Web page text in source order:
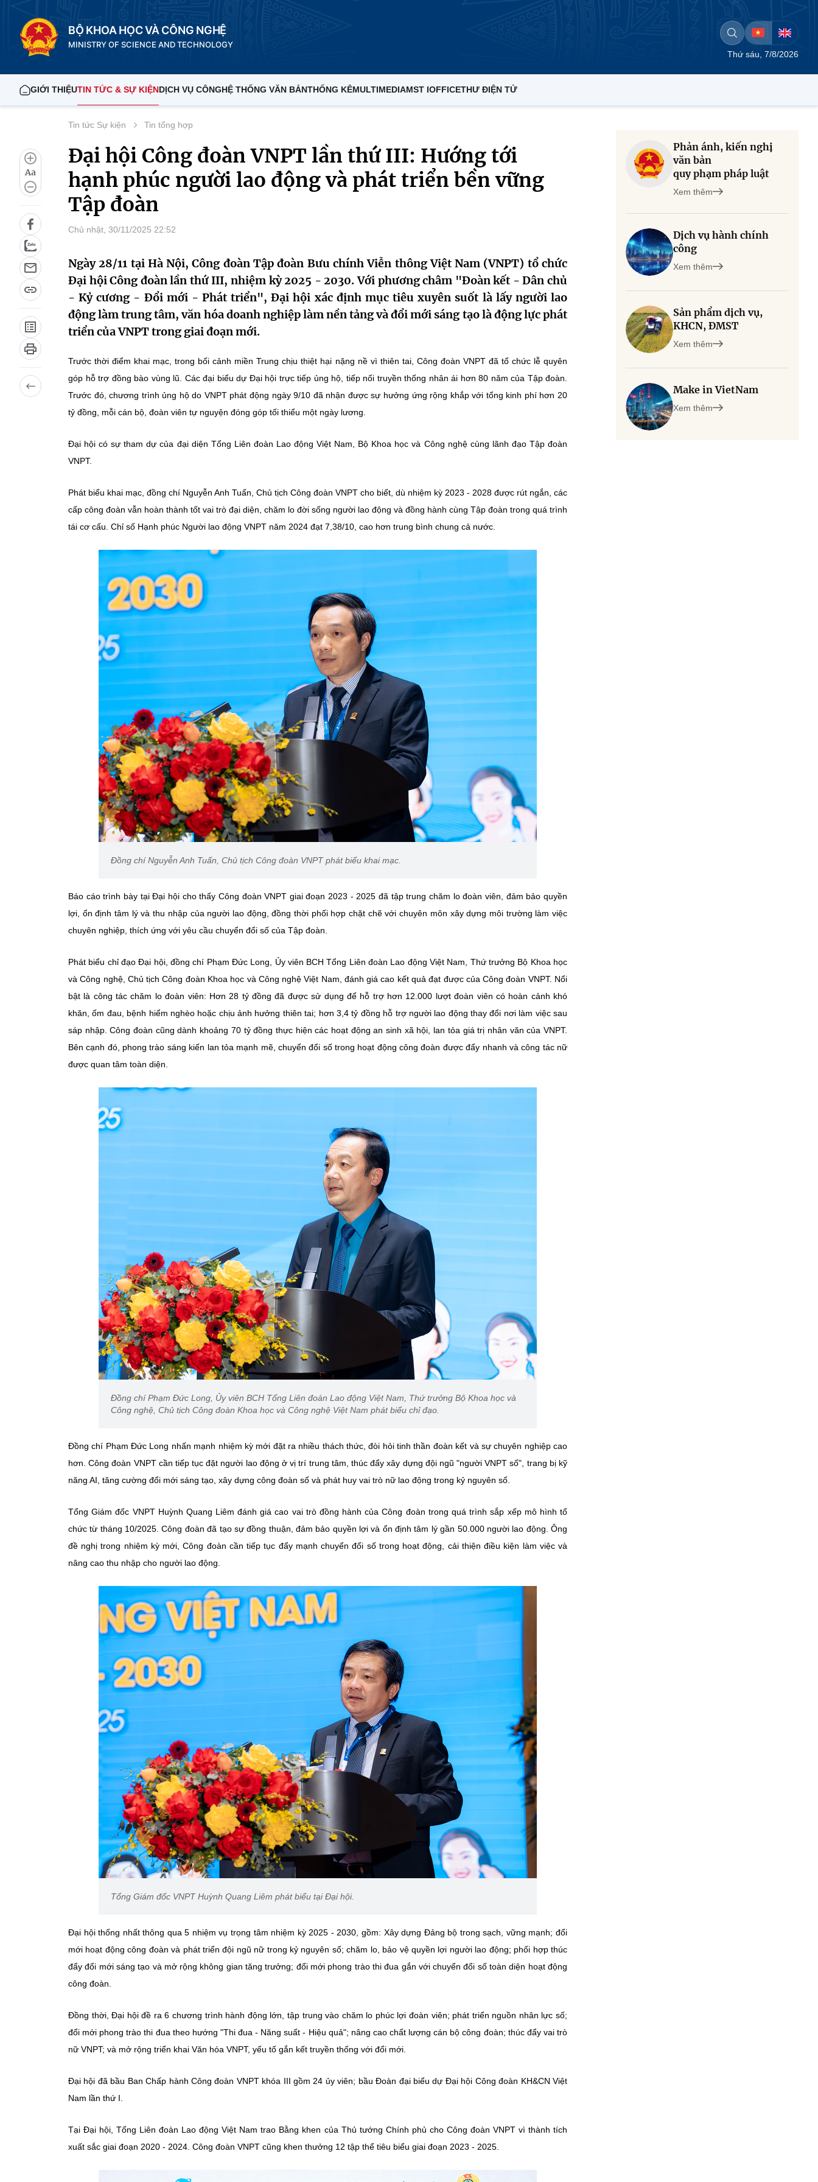
BỘ KHOA HỌC VÀ CÔNG NGHỆ
MINISTRY OF SCIENCE AND TECHNOLOGY
Thứ sáu, 7/8/2026
GIỚI THIỆUTIN TỨC & SỰ KIỆNDỊCH VỤ CÔNGHỆ THỐNG VĂN BẢNTHỐNG KÊMULTIMEDIAMST IOFFICETHƯ ĐIỆN TỬ
Aa
Tin tức Sự kiện Tin tổng hợp
Đại hội Công đoàn VNPT lần thứ III: Hướng tới
hạnh phúc người lao động và phát triển bền vững
Tập đoàn
Chủ nhật, 30/11/2025 22:52
Ngày 28/11 tại Hà Nội, Công đoàn Tập đoàn Bưu chính Viễn thông Việt Nam (VNPT) tổ chức
Đại hội Công đoàn lần thứ III, nhiệm kỳ 2025 - 2030. Với phương châm "Đoàn kết - Dân chủ
- Kỷ cương - Đổi mới - Phát triển", Đại hội xác định mục tiêu xuyên suốt là lấy người lao
động làm trung tâm, văn hóa doanh nghiệp làm nền tảng và đổi mới sáng tạo là động lực phát
triển của VNPT trong giai đoạn mới.
Trước thời điểm khai mạc, trong bối cảnh miền Trung chịu thiệt hại nặng nề vì thiên tai, Công đoàn VNPT đã tổ chức lễ quyên
góp hỗ trợ đồng bào vùng lũ. Các đại biểu dự Đại hội trực tiếp ủng hộ, tiếp nối truyền thống nhân ái hơn 80 năm của Tập đoàn.
Trước đó, chương trình ủng hộ do VNPT phát động ngày 9/10 đã nhận được sự hưởng ứng rộng khắp với tổng kinh phí hơn 20
tỷ đồng, mỗi cán bộ, đoàn viên tự nguyện đóng góp tối thiểu một ngày lương.
Đại hội có sự tham dự của đại diện Tổng Liên đoàn Lao động Việt Nam, Bộ Khoa học và Công nghệ cùng lãnh đạo Tập đoàn
VNPT.
Phát biểu khai mạc, đồng chí Nguyễn Anh Tuấn, Chủ tịch Công đoàn VNPT cho biết, dù nhiệm kỳ 2023 - 2028 được rút ngắn, các
cấp công đoàn vẫn hoàn thành tốt vai trò đại diện, chăm lo đời sống người lao động và đồng hành cùng Tập đoàn trong quá trình
tái cơ cấu. Chỉ số Hạnh phúc Người lao động VNPT năm 2024 đạt 7,38/10, cao hơn trung bình chung cả nước.
Đồng chí Nguyễn Anh Tuấn, Chủ tịch Công đoàn VNPT phát biểu khai mạc.
Báo cáo trình bày tại Đại hội cho thấy Công đoàn VNPT giai đoạn 2023 - 2025 đã tập trung chăm lo đoàn viên, đảm bảo quyền
lợi, ổn định tâm lý và thu nhập của người lao động, đồng thời phối hợp chặt chẽ với chuyên môn xây dựng môi trường làm việc
chuyên nghiệp, thích ứng với yêu cầu chuyển đổi số của Tập đoàn.
Phát biểu chỉ đạo Đại hội, đồng chí Phạm Đức Long, Ủy viên BCH Tổng Liên đoàn Lao động Việt Nam, Thứ trưởng Bộ Khoa học
và Công nghệ, Chủ tịch Công đoàn Khoa học và Công nghệ Việt Nam, đánh giá cao kết quả đạt được của Công đoàn VNPT. Nổi
bật là công tác chăm lo đoàn viên: Hơn 28 tỷ đồng đã được sử dụng để hỗ trợ hơn 12.000 lượt đoàn viên có hoàn cảnh khó
khăn, ốm đau, bệnh hiểm nghèo hoặc chịu ảnh hưởng thiên tai; hơn 3,4 tỷ đồng hỗ trợ người lao động thay đổi nơi làm việc sau
sáp nhập. Công đoàn cũng dành khoảng 70 tỷ đồng thực hiện các hoạt động an sinh xã hội, lan tỏa giá trị nhân văn của VNPT.
Bên cạnh đó, phong trào sáng kiến lan tỏa mạnh mẽ, chuyển đổi số trong hoạt động công đoàn được đẩy nhanh và công tác nữ
được quan tâm toàn diện.
Đồng chí Phạm Đức Long, Ủy viên BCH Tổng Liên đoàn Lao động Việt Nam, Thứ trưởng Bộ Khoa học và
Công nghệ, Chủ tịch Công đoàn Khoa học và Công nghệ Việt Nam phát biểu chỉ đạo.
Đồng chí Phạm Đức Long nhấn mạnh nhiệm kỳ mới đặt ra nhiều thách thức, đòi hỏi tinh thần đoàn kết và sự chuyên nghiệp cao
hơn. Công đoàn VNPT cần tiếp tục đặt người lao động ở vị trí trung tâm, thúc đẩy xây dựng đội ngũ "người VNPT số", trang bị kỹ
năng AI, tăng cường đổi mới sáng tạo, xây dựng công đoàn số và phát huy vai trò nữ lao động trong kỷ nguyên số.
Tổng Giám đốc VNPT Huỳnh Quang Liêm đánh giá cao vai trò đồng hành của Công đoàn trong quá trình sắp xếp mô hình tổ
chức từ tháng 10/2025. Công đoàn đã tạo sự đồng thuận, đảm bảo quyền lợi và ổn định tâm lý gần 50.000 người lao động. Ông
đề nghị trong nhiệm kỳ mới, Công đoàn cần tiếp tục đẩy mạnh chuyển đổi số trong hoạt động, cải thiện điều kiện làm việc và
nâng cao thu nhập cho người lao động.
Tổng Giám đốc VNPT Huỳnh Quang Liêm phát biểu tại Đại hội.
Đại hội thống nhất thông qua 5 nhiệm vụ trọng tâm nhiệm kỳ 2025 - 2030, gồm: Xây dựng Đảng bộ trong sạch, vững mạnh; đổi
mới hoạt động công đoàn và phát triển đội ngũ nữ trong kỷ nguyên số; chăm lo, bảo vệ quyền lợi người lao động; phối hợp thúc
đẩy đổi mới sáng tạo và mở rộng không gian tăng trưởng; đổi mới phong trào thi đua gắn với chuyển đổi số toàn diện hoạt động
công đoàn.
Đồng thời, Đại hội đề ra 6 chương trình hành động lớn, tập trung vào chăm lo phúc lợi đoàn viên; phát triển nguồn nhân lực số;
đổi mới phong trào thi đua theo hướng "Thi đua - Năng suất - Hiệu quả"; nâng cao chất lượng cán bộ công đoàn; thúc đẩy vai trò
nữ VNPT; và mở rộng triển khai Văn hóa VNPT, yếu tố gắn kết truyền thống với đổi mới.
Đại hội đã bầu Ban Chấp hành Công đoàn VNPT khóa III gồm 24 ủy viên; bầu Đoàn đại biểu dự Đại hội Công đoàn KH&CN Việt
Nam lần thứ I.
Tại Đại hội, Tổng Liên đoàn Lao động Việt Nam trao Bằng khen của Thủ tướng Chính phủ cho Công đoàn VNPT vì thành tích
xuất sắc giai đoạn 2020 - 2024. Công đoàn VNPT cũng khen thưởng 12 tập thể tiêu biểu giai đoạn 2023 - 2025.
Phản ánh, kiến nghị
văn bản
quy phạm pháp luật
Xem thêm
Dịch vụ hành chính
công
Xem thêm
Sản phẩm dịch vụ,
KHCN, ĐMST
Xem thêm
Make in VietNam
Xem thêm